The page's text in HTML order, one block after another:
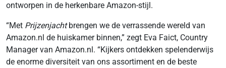
ontworpen in de herkenbare Amazon-stijl.
“Met Prijzenjachtbrengen we de verrassende wereld van
Amazon.nl de huiskamer binnen,” zegt Eva Faict, Country
Manager van Amazon.nl. “Kijkers ontdekken spelenderwijs
de enorme diversiteit van ons assortiment en de beste